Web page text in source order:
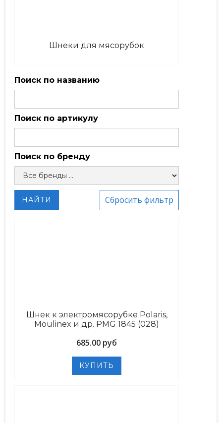
Шнеки для мясорубок
Поиск по названию
Поиск по артикулу
Поиск по бренду
Шнек к электромясорубке Polaris,
Moulinex и др. PMG 1845 (028)
685.00 руб